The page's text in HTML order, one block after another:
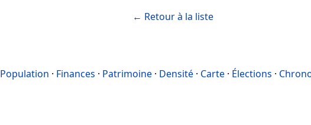
← Retour à la liste
Population · Finances · Patrimoine · Densité · Carte · Élections ·